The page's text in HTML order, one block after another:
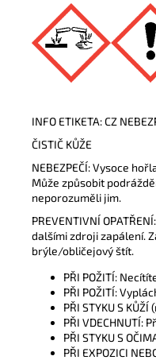
INFO ETIKETA: CZ
ČISTIČ KŮŽE
NEBEZPEČÍ: Vysoce
Může způsobit
neporozuměli jim.
PREVENTIVNÍ
dalšími zdroji zapálení.
brýle/obličejový štít.
PŘI POŽITÍ:
PŘI POŽITÍ:
PŘI STYKU S
PŘI
PŘI STYKU S
PŘI EXPOZICI